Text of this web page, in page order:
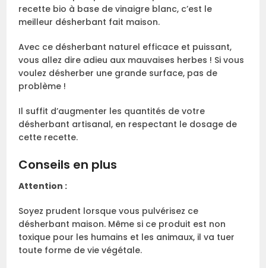
recette bio à base de vinaigre blanc, c’est le
meilleur désherbant fait maison.
Avec ce désherbant naturel efficace et puissant,
vous allez dire adieu aux mauvaises herbes ! Si vous
voulez désherber une grande surface, pas de
problème !
Il suffit d’augmenter les quantités de votre
désherbant artisanal, en respectant le dosage de
cette recette.
Conseils en plus
Attention :
Soyez prudent lorsque vous pulvérisez ce
désherbant maison. Même si ce produit est non
toxique pour les humains et les animaux, il va tuer
toute forme de vie végétale.